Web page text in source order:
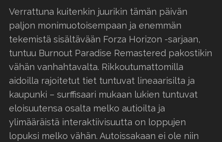
Verrattuna kuitenkin juurikin tämän päivän
paljon monimuotoisempaan ja enemmän
tekemistä sisältävään Forza Horizon -sarjaan,
tuntuu Burnout Paradise Remastered pakostikin
vähän vanhahtavalta. Rikkoutumattomilla
aidoilla rajoitetut tiet tuntuvat lineaarisilta ja
kaupunki – surffisaari mukaan lukien tuntuvat
eloisuutensa osalta melko autioilta ja
ylimääräistä interaktiivisuutta on loppujen
lopuksi melko vähän. Autoissakaan ei ole niin